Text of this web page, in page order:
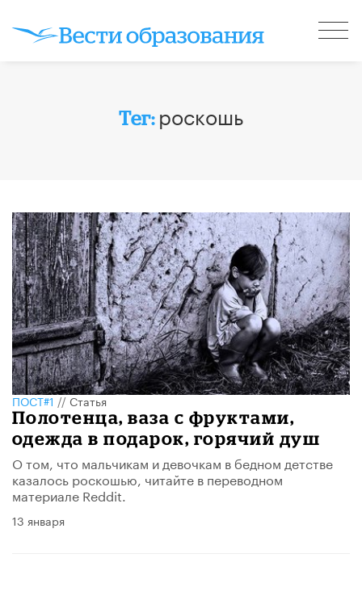
Тег: роскошь
ПОСТ#1//Статья
Полотенца, ваза с фруктами,
одежда в подарок, горячий душ
О том, что мальчикам и девочкам в бедном детстве
казалось роскошью, читайте в переводном
материале Reddit.
13 января